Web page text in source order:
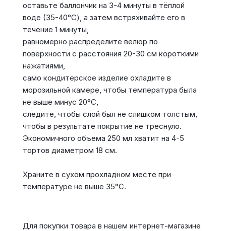
оставьте баллончик на 3-4 минуты в тёплой
воде (35-40°C), а затем встряхивайте его в
течение 1 минуты,
равномерно распределите велюр по
поверхности с расстояния 20-30 см короткими
нажатиями,
само кондитерское изделие охладите в
морозильной камере, чтобы температура была
не выше минус 20°C,
следите, чтобы слой был не слишком толстым,
чтобы в результате покрытие не треснуло.
Экономичного объема 250 мл хватит на 4-5
тортов диаметром 18 см.
Храните в сухом прохладном месте при
температуре не выше 35°С.
Для покупки товара в нашем интернет-магазине